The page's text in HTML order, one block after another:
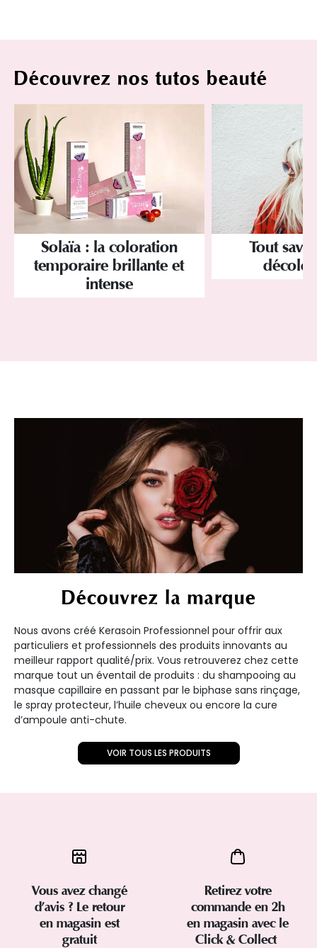
Découvrez nos tutos beauté
Solaïa : la coloration
temporaire brillante et
intense
Tout
Découvrez la marque
Nous avons créé Kerasoin Professionnel pour offrir aux
particuliers et professionnels des produits innovants au
meilleur rapport qualité/prix. Vous retrouverez chez cette
marque tout un éventail de produits : du shampooing au
masque capillaire en passant par le biphase sans rinçage,
le spray protecteur, l’huile cheveux ou encore la cure
d’ampoule anti-chute.
VOIR TOUS LES PRODUITS
Vous avez changé
d’avis ? Le retour
en magasin est
gratuit
Retirez votre
commande en 2h
en magasin avec le
Click & Collect